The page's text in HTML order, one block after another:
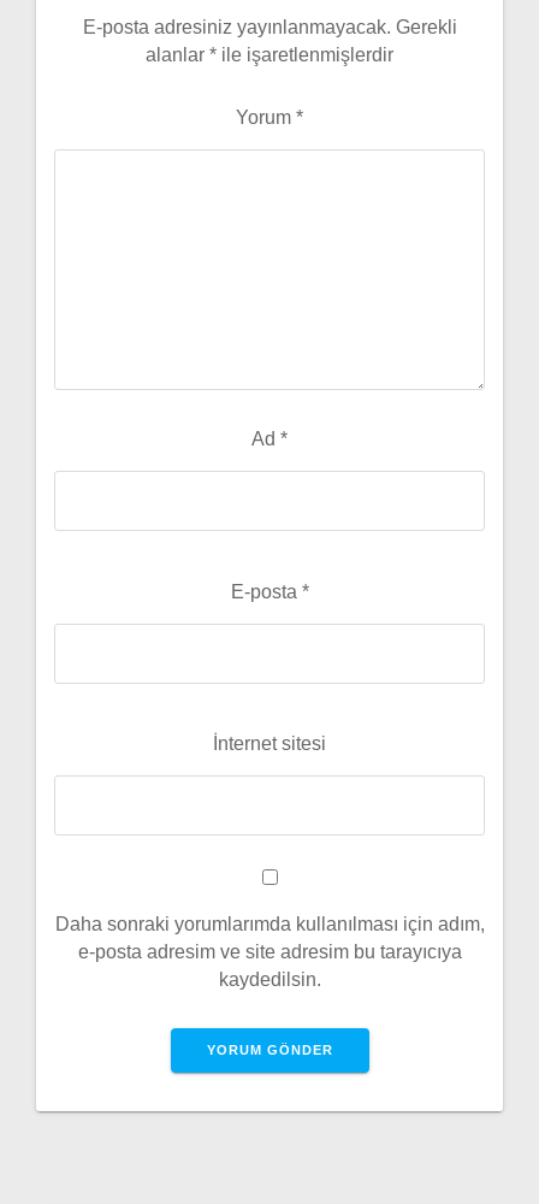
E-posta adresiniz yayınlanmayacak. Gerekli
alanlar * ile işaretlenmişlerdir
Yorum *
Ad *
E-posta *
İnternet sitesi
Daha sonraki yorumlarımda kullanılması için adım,
e-posta adresim ve site adresim bu tarayıcıya
kaydedilsin.